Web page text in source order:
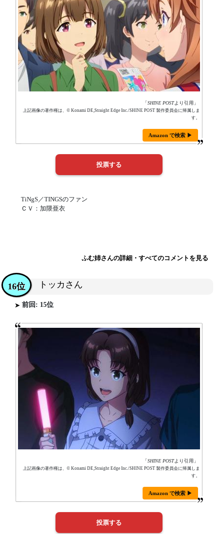
「SHINE POSTより引用」
上記画像の著作権は、© Konami DE,Straight Edge Inc./SHINE POST 製作委員会に帰属しま
す。
Amazon で検索 ▶
TiNgS／TINGSのファン
ＣＶ：加隈亜衣
ふむ姉さんの詳細・すべてのコメントを見る
トッカさん
16位
前回: 15位
「SHINE POSTより引用」
上記画像の著作権は、© Konami DE,Straight Edge Inc./SHINE POST 製作委員会に帰属しま
す。
Amazon で検索 ▶